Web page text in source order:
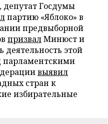
депутат Госдумы
партию «Яблоко» в
предвыборной
призвалМинюст и
деятельность этой
парламентскими
выявил
стран к
избирательные